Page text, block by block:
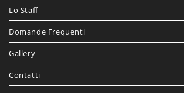
Lo Staff
Domande Frequenti
Gallery
Contatti